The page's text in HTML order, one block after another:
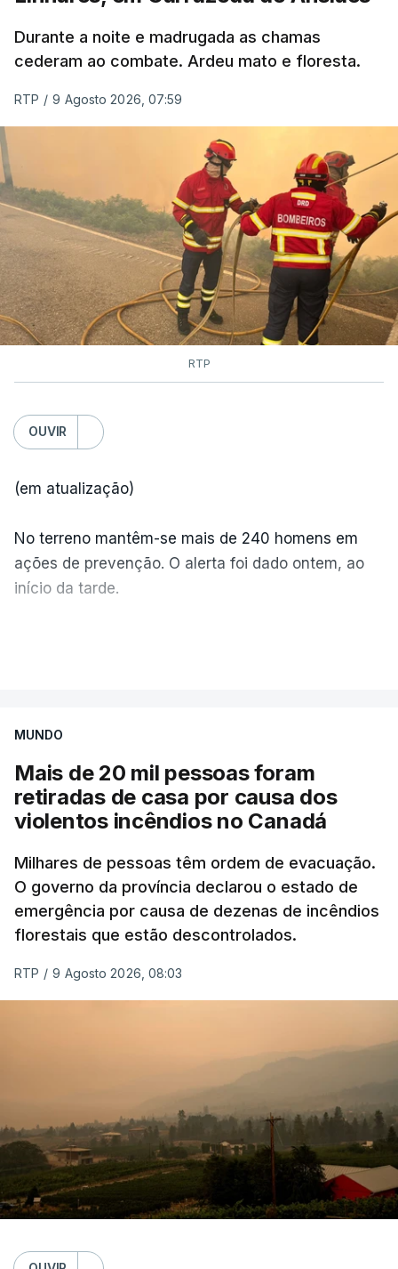
Durante a noite e madrugada as chamas
cederam ao combate. Ardeu mato e floresta.
RTP / 9 Agosto 2026, 07:59
RTP
OUVIR
(em atualização)
No terreno mantêm-se mais de 240 homens em
ações de prevenção. O alerta foi dado ontem, ao
início da tarde.
MUNDO
Mais de 20 mil pessoas foram
retiradas de casa por causa dos
violentos incêndios no Canadá
Milhares de pessoas têm ordem de evacuação.
O governo da província declarou o estado de
emergência por causa de dezenas de incêndios
florestais que estão descontrolados.
RTP / 9 Agosto 2026, 08:03